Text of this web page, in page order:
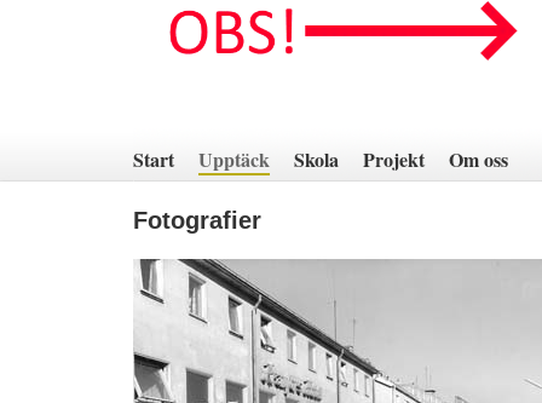
innehåll
Start Upptäck Skola Projekt Om oss
Fotografier